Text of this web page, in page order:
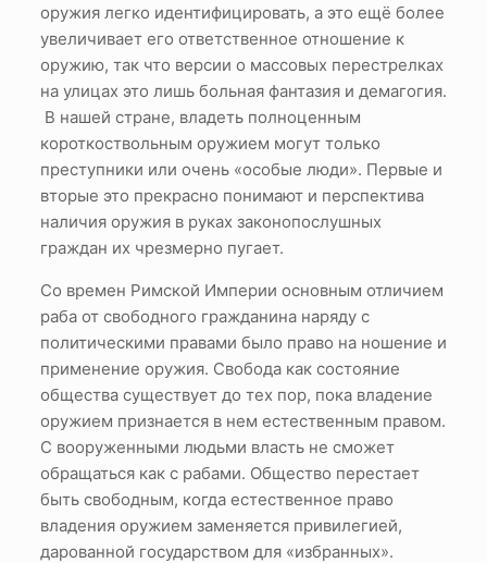
оружия легко идентифицировать, а это ещё более
увеличивает его ответственное отношение к
оружию, так что версии о массовых перестрелках
на улицах это лишь больная фантазия и демагогия.
В нашей стране, владеть полноценным
короткоствольным оружием могут только
преступники или очень «особые люди». Первые и
вторые это прекрасно понимают и перспектива
наличия оружия в руках законопослушных
граждан их чрезмерно пугает.
Со времен Римской Империи основным отличием
раба от свободного гражданина наряду с
политическими правами было право на ношение и
применение оружия. Свобода как состояние
общества существует до тех пор, пока владение
оружием признается в нем естественным правом.
С вооруженными людьми власть не сможет
обращаться как с рабами. Общество перестает
быть свободным, когда естественное право
владения оружием заменяется привилегией,
дарованной государством для «избранных».